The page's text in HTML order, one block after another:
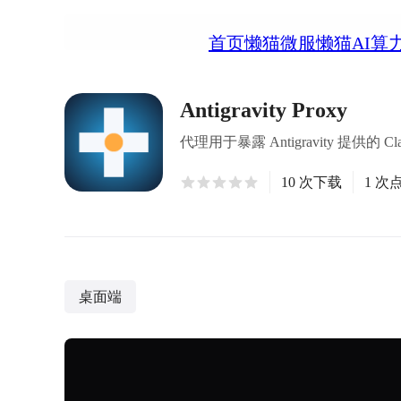
首页懒猫微服懒猫AI算
Antigravity Proxy
代理用于暴露 Antigravity 提供的
10 次下载 1 次
桌面端